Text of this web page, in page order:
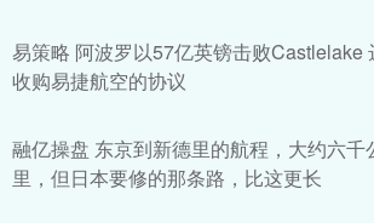
易策略 阿波罗以57亿英镑击败Castlelake
收购易捷航空的协议
融亿操盘 东京到新德里的航程，大约六千
里，但日本要修的那条路，比这更长